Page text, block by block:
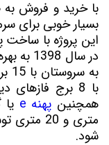
با خرید و فروش
بسیار خوبی برای
در سال 1398 به بهره برداری رسید.
با 8 برج
همچنین پهنه e
متری و
شود.